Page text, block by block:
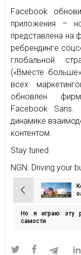
Facebook
приложения –
представлена
ребрендинге
глобальной
(«Вместе
всех
обновлен
Facebook
динамике
контентом.
Stay tuned
NGN. Driving your
Навигация
по
записям
Но я играю эту
самости